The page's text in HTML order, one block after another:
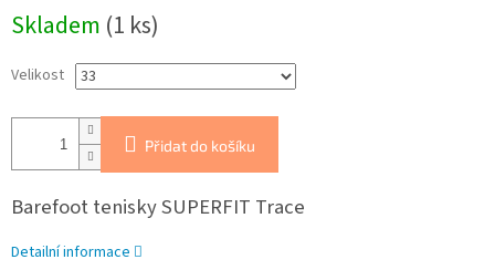
cena:
Skladem (1 ks)
Velikost
Přidat do košíku
Barefoot tenisky SUPERFIT Trace
Detailní informace